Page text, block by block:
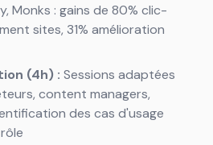
Monks : gains de 80% clic-
sites, 31% amélioration
(4h) : Sessions adaptées
content managers,
des cas d'usage